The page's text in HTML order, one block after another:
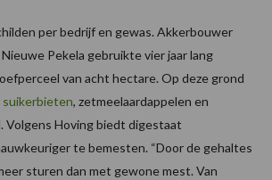
per bedrijf en gewas. Akkerbouwer
Pekela gebruikte vier jaar lang
van acht hectare. Op deze grond
suikerbieten, zetmeelaardappelen en
Volgens Hoving biedt digestaat
te bemesten. “Door de gehaltes
sturen dan met gewone mest. Van